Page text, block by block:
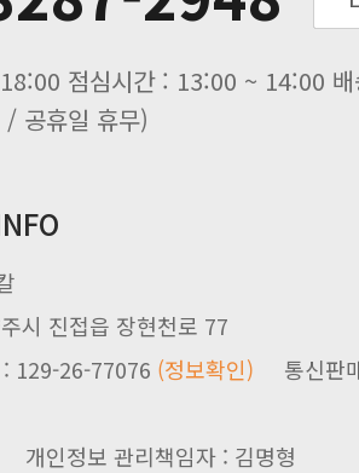
/ 공휴일 휴무)
시 진접읍 장현천로 77
129-26-77076 (정보확인)
개인정보 관리책임자 : 김명형